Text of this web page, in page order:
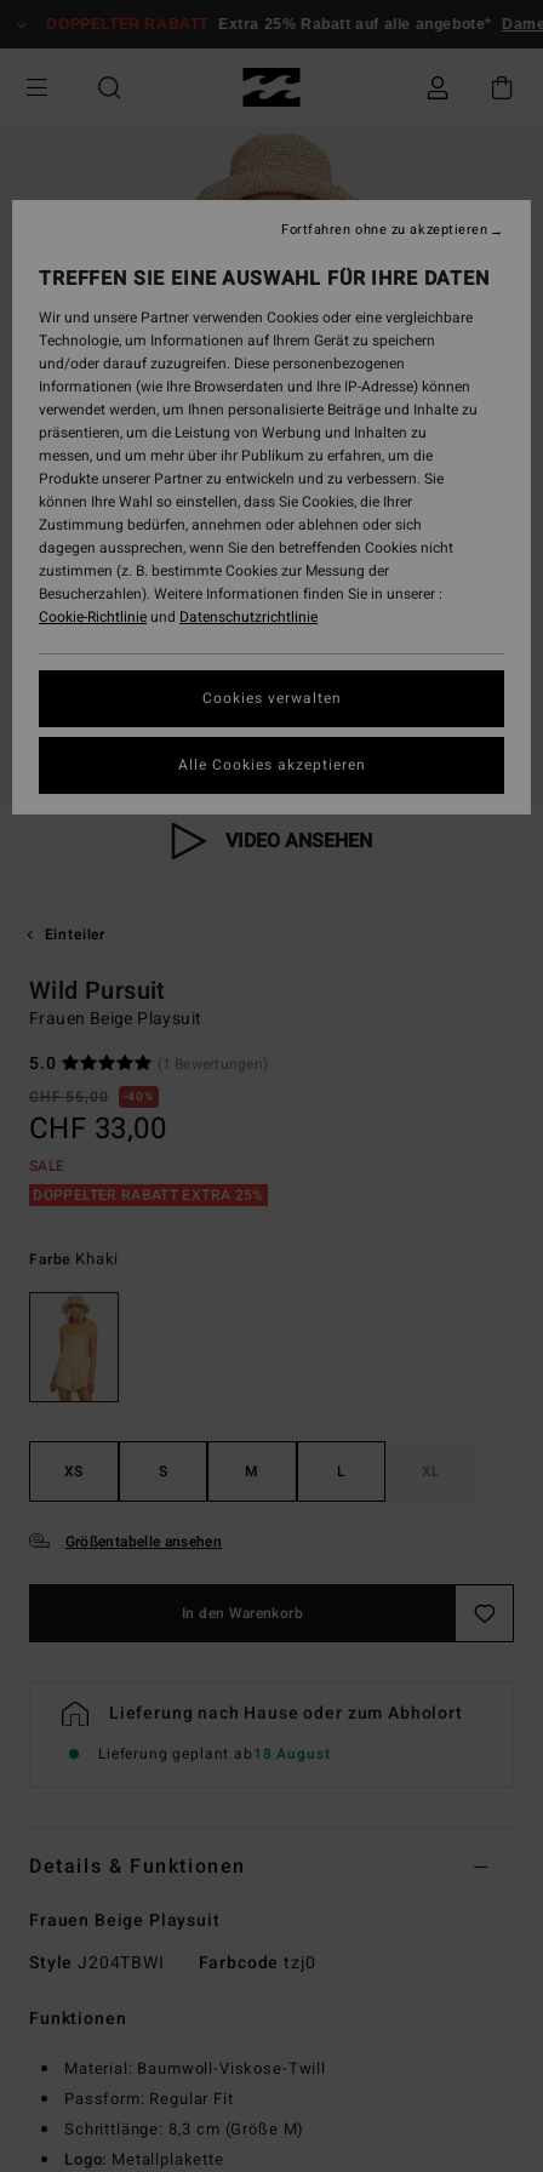
zur
springen
DOPPELTER RABATT Extra 25% Rabatt auf alle angebote* Damen
VIDEO ANSEHEN
Einteiler
Wild Pursuit
Frauen Beige Playsuit
5.0
(1 Bewertungen)
CHF 55,00
40%
CHF 33,00
SALE
DOPPELTER RABATT EXTRA 25%
Farbe Khaki
XS S M L XL
Größentabelle ansehen
In den Warenkorb
Lieferung nach Hause oder zum Abholort
Lieferung geplant ab18 August
Details & Funktionen
Frauen Beige Playsuit
Style J204TBWI Farbcode tzj0
Funktionen
Material: Baumwoll-Viskose-Twill
Passform: Regular Fit
Schrittlänge: 8,3 cm (Größe M)
Logo: Metallplakette
TREFFEN SIE EINE AUSWAHL FÜR IHRE DATEN
Wir und unsere Partner verwenden Cookies oder eine vergleichbare
Technologie, um Informationen auf Ihrem Gerät zu speichern
und/oder darauf zuzugreifen. Diese personenbezogenen
Informationen (wie Ihre Browserdaten und Ihre IP-Adresse) können
verwendet werden, um Ihnen personalisierte Beiträge und Inhalte zu
präsentieren, um die Leistung von Werbung und Inhalten zu
messen, und um mehr über ihr Publikum zu erfahren, um die
Produkte unserer Partner zu entwickeln und zu verbessern. Sie
können Ihre Wahl so einstellen, dass Sie Cookies, die Ihrer
Zustimmung bedürfen, annehmen oder ablehnen oder sich
dagegen aussprechen, wenn Sie den betreffenden Cookies nicht
zustimmen (z. B. bestimmte Cookies zur Messung der
Besucherzahlen). Weitere Informationen finden Sie in unserer :
Cookie-Richtlinieund Datenschutzrichtlinie
Cookies verwalten
Fortfahren ohne zu akzeptieren
Alle Cookies akzeptieren